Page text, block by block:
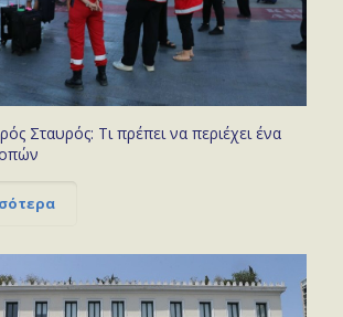
Σταυρός: Τι πρέπει να περιέχει ένα